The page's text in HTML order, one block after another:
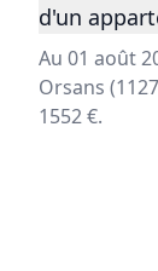
d'un
Au 01 août
Orsans
1552 €.